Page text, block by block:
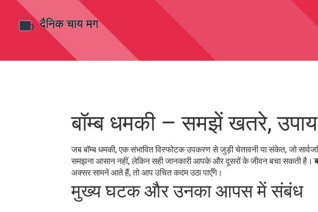
बॉम्ब धमकी – समझें खतरे,
जबबॉम्ब धमकी, एक संभावित विस्फोटक उपकरण से जुड़ी चेतावनी या संकेत, जो
समझना आसान नहीं, लेकिन सही जानकारी आपके और दूसरों के जीवन बचा सकती है।
अक्सर सामने आते हैं, तो आप उचित कदम उठा पाएँगे।
मुख्य घटक और उनका आपस में संबंध